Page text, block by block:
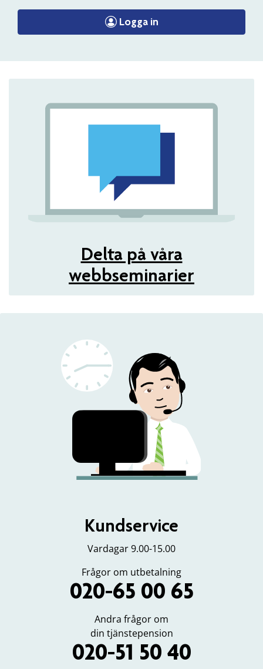
Logga in
Delta på våra
webbseminarier
Kundservice
Vardagar 9.00-15.00
Frågor om utbetalning
020-65 00 65
Andra frågor om
din tjänstepension
020-51 50 40